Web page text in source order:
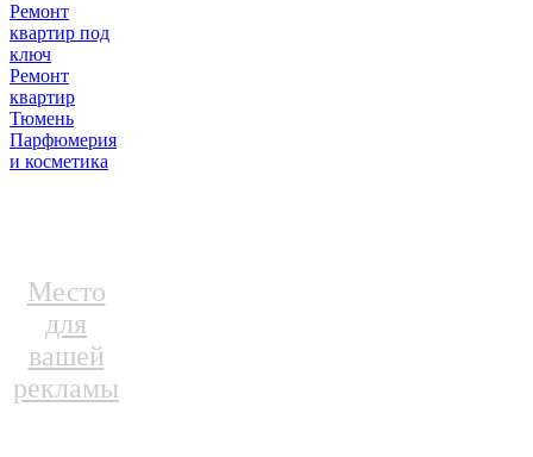
Ремонт
квартир под
ключ
Ремонт
квартир
Тюмень
Парфюмерия
и косметика
Место
для
вашей
рекламы